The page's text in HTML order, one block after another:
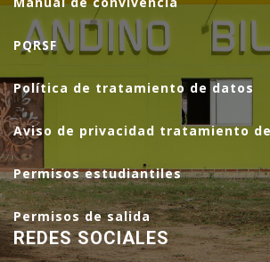
PQRSF
Política de tratamiento de datos
Aviso de privacidad tratamiento
Permisos estudiantiles
Permisos de salida
REDES SOCIALES